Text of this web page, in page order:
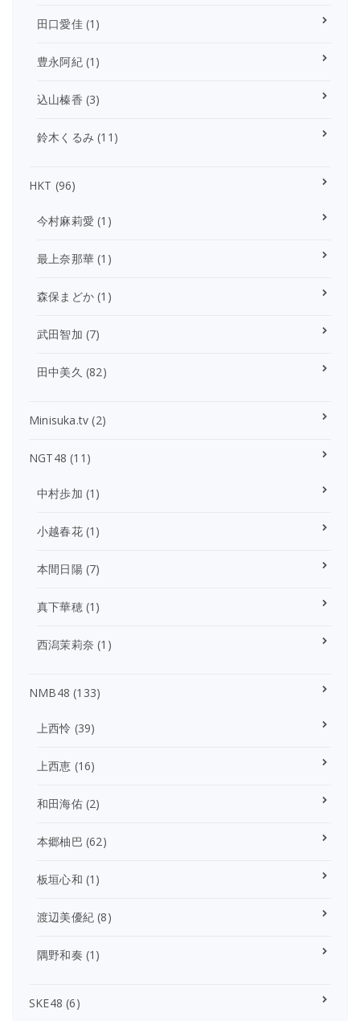
田口愛佳(1)
豊永阿紀(1)
込山榛香 (3)
鈴木くるみ (11)
HKT (96)
今村麻莉愛 (1)
最上奈那華 (1)
森保まどか (1)
武田智加 (7)
田中美久 (82)
Minisuka.tv (2)
NGT48 (11)
中村歩加 (1)
小越春花(1)
本間日陽(7)
真下華穂(1)
西潟茉莉奈 (1)
NMB48 (133)
上西怜 (39)
上西恵 (16)
和田海佑(2)
本郷柚巴 (62)
板垣心和 (1)
渡辺美優紀 (8)
隅野和奏 (1)
SKE48 (6)